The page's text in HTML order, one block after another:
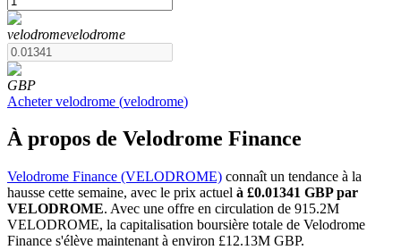
Futures COIN-M
Contrats à terme sur crypto-monnaie
velodromevelodrome
GBP
Acheter velodrome (velodrome)
À propos de Velodrome Finance
Velodrome Finance (VELODROME) connaît un tendance à la
hausse cette semaine, avec le prix actuel à £0.01341 GBP par
VELODROME. Avec une offre en circulation de 915.2M
VELODROME, la capitalisation boursière totale de Velodrome
Finance s'élève maintenant à environ £12.13M GBP.